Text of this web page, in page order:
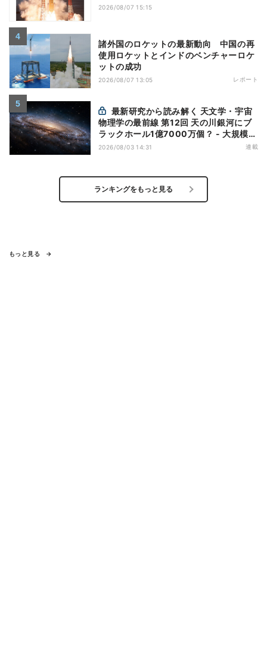
2026/08/07 15:15
諸外国のロケットの最新動向 中国の再
使用ロケットとインドのベンチャーロケ
ットの成功
2026/08/07 13:05 レポート
物理学の最前線 第12回 天の川銀河にブ
ラックホール1億7000万個？ - 大規模計
算が描くその分布
2026/08/03 14:31 連載
ランキングをもっと見る
もっと見る